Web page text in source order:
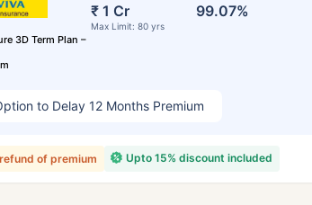
3D Term Plan –
₹ 1 Cr
Max Limit: 80 yrs
99.07%
to Delay 12 Months Premium
Upto 15% discount included
of premium